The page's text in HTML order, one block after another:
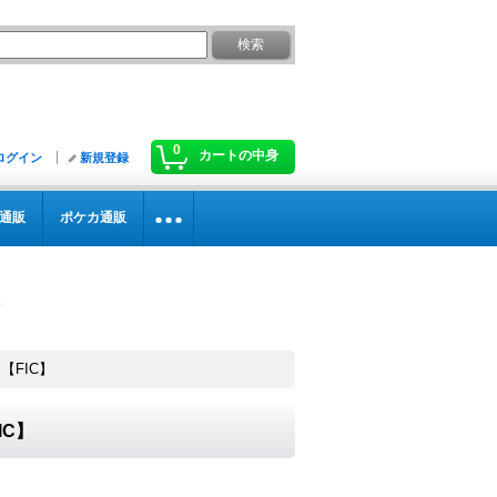
0 カートの中身
グイン 新規登録
販 ポケカ通販
FIC】
】